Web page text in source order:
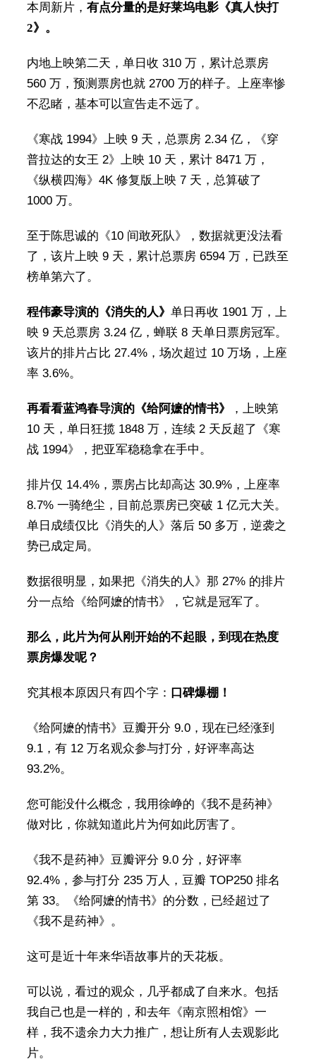
本周新片， 有点分量的是好莱坞电影《真人快打
2》。
内地上映第二天，单日收 310 万，累计总票房
560 万，预测票房也就 2700 万的样子。上座率惨
不忍睹，基本可以宣告走不远了。
《寒战 1994》上映 9 天，总票房 2.34 亿，《穿
普拉达的女王 2》上映 10 天，累计 8471 万，
《纵横四海》4K 修复版上映 7 天，总算破了
1000 万。
至于陈思诚的《10 间敢死队》，数据就更没法看
了，该片上映 9 天，累计总票房 6594 万，已跌至
榜单第六了。
程伟豪导演的《消失的人》 单日再收 1901 万，上
映 9 天总票房 3.24 亿，蝉联 8 天单日票房冠军。
该片的排片占比 27.4%，场次超过 10 万场，上座
率 3.6%。
再看看蓝鸿春导演的《给阿嬷的情书》
，上映第
10 天，单日狂揽 1848 万，连续 2 天反超了《寒
战 1994》，把亚军稳稳拿在手中。
排片仅 14.4%，票房占比却高达 30.9%，上座率
8.7% 一骑绝尘，目前总票房已突破 1 亿元大关。
单日成绩仅比《消失的人》落后 50 多万，逆袭之
势已成定局。
数据很明显，如果把《消失的人》那 27% 的排片
分一点给《给阿嬷的情书》，它就是冠军了。
那么，此片为何从刚开始的不起眼，到现在热度
票房爆发呢？
究其根本原因只有四个字： 口碑爆棚！
《给阿嬷的情书》豆瓣开分 9.0，现在已经涨到
9.1，有 12 万名观众参与打分，好评率高达
93.2%。
您可能没什么概念，我用徐峥的《我不是药神》
做对比，你就知道此片为何如此厉害了。
《我不是药神》豆瓣评分 9.0 分，好评率
92.4%，参与打分 235 万人，豆瓣 TOP250 排名
第 33。《给阿嬷的情书》的分数，已经超过了
《我不是药神》。
这可是近十年来华语故事片的天花板。
可以说，看过的观众，几乎都成了自来水。包括
我自己也是一样的，和去年《南京照相馆》一
样，我不遗余力大力推广，想让所有人去观影此
片。